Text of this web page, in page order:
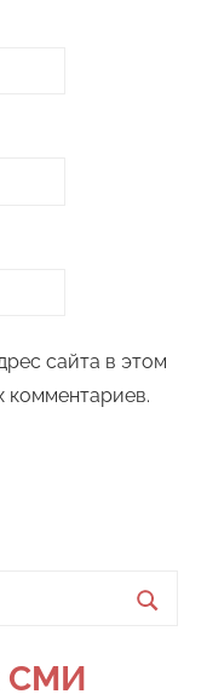
сайта в этом
комментариев.
СМИ